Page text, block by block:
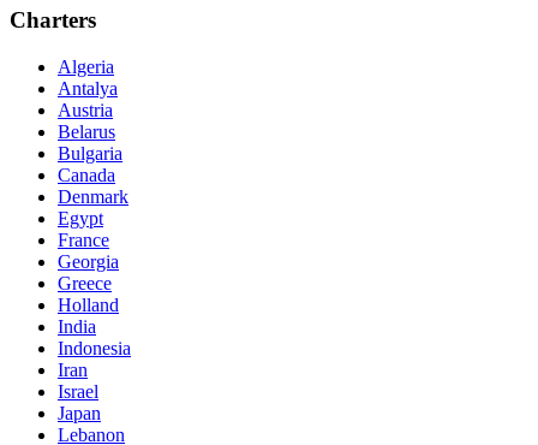
Charters
Algeria
Antalya
Austria
Belarus
Bulgaria
Canada
Denmark
Egypt
France
Georgia
Greece
Holland
India
Indonesia
Iran
Israel
Japan
Lebanon